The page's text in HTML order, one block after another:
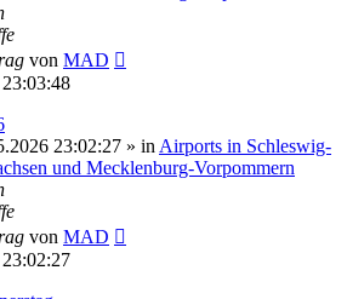
von MAD
23:02:27 » in Airports in Schleswig-
und Mecklenburg-Vorpommern
von MAD